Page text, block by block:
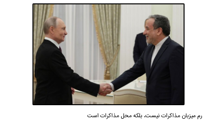
رم میزبان مذاکرات نیست، بلکه محل مذاکرات است